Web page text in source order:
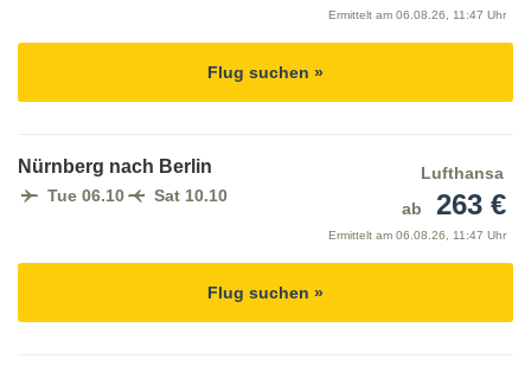
Ermittelt am 06.08.26, 11:47 Uhr
Flug suchen »
Nürnberg nach Berlin
Tue 06.10 Sat 10.10
Lufthansa
ab
263 €
Ermittelt am 06.08.26, 11:47 Uhr
Flug suchen »